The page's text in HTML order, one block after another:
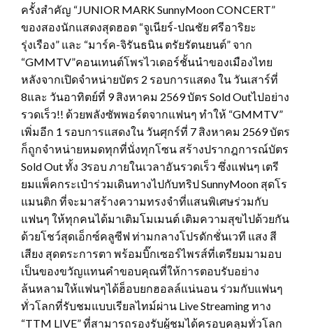
ครั้งสำคัญ “JUNIOR MARK SunnyMoon CONCERT”
ของสองนักแสดงสุดฮอต “จูเนียร์-ปณชัย ศรีอาริยะ
รุ่งเรือง” และ “มาร์ค-จิรันธนิน ตรัยรัตนยนต์” จาก
“GMMTV”คอนเทนต์โพรไวเดอร์ชั้นนำของเมืองไทย
หลังจากเปิดจำหน่ายบัตร 2 รอบการแสดง ใน วันเสาร์ที่
8และ วันอาทิตย์ที่ 9 สิงหาคม 2569 บัตร Sold Outไปอย่าง
รวดเร็ว!! ด้วยพลังซัพพอร์ตจากแฟนๆ ทำให้ “GMMTV”
เพิ่มอีก 1 รอบการแสดงใน วันศุกร์ที่ 7 สิงหาคม 2569 บัตร
ก็ถูกจำหน่ายหมดทุกที่นั่งทุกโซน สร้างปรากฎการณ์บัตร
Sold Out ทั้ง 3รอบ ภายในเวลาอันรวดเร็ว ซึ่งแฟนๆ เตรี
ยมแพ็คกระเป๋าร่วมเดินทางไปกับทริป SunnyMoon สุดโร
แมนติก ที่จะมาสร้างความทรงจำที่แสนพิเศษร่วมกับ
แฟนๆ ให้ทุกคนได้มาเติมโมเมนต์ เติมความสุขไปด้วยกัน
ด้วยโชว์สุดเอ็กซ์คลูซีฟ ท่ามกลางโปรดักชั่นเวที แสง สี
เสียง สุดตระการตา พร้อมบิ๊กเซอร์ไพรส์ที่เตรียมมามอบ
เป็นของขวัญแทนคำขอบคุณที่ให้การตอบรับอย่าง
ล้นหลามให้แฟนๆได้ฮ็อบยกฮอลล์แน่นอน ร่วมกับแฟนๆ
ทั่วโลกที่รับชมแบบเรียลไทม์ผ่าน Live Streaming ทาง
“TTM LIVE” ที่สามารถรองรับผู้ชมได้ครอบคลุมทั่วโลก